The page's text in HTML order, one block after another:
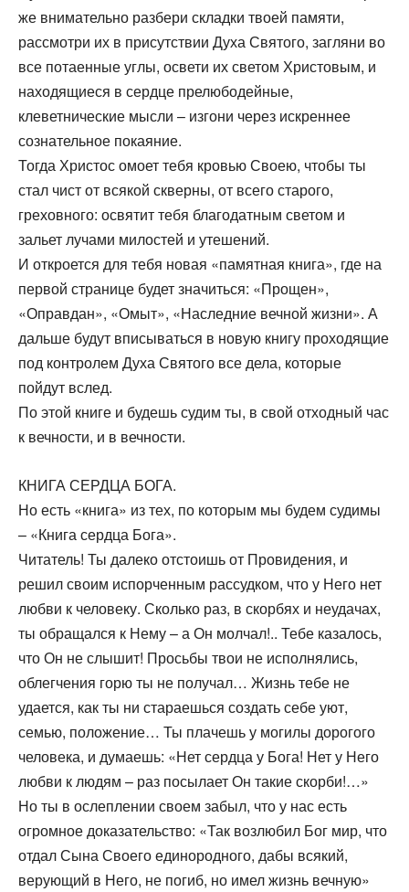
же внимательно разбери складки твоей памяти,
рассмотри их в присутствии Духа Святого, загляни во
все потаенные углы, освети их светом Христовым, и
находящиеся в сердце прелюбодейные,
клеветнические мысли – изгони через искреннее
сознательное покаяние.
Тогда Христос омоет тебя кровью Своею, чтобы ты
стал чист от всякой скверны, от всего старого,
греховного: освятит тебя благодатным светом и
зальет лучами милостей и утешений.
И откроется для тебя новая «памятная книга», где на
первой странице будет значиться: «Прощен»,
«Оправдан», «Омыт», «Наследние вечной жизни». А
дальше будут вписываться в новую книгу проходящие
под контролем Духа Святого все дела, которые
пойдут вслед.
По этой книге и будешь судим ты, в свой отходный час
к вечности, и в вечности.
КНИГА СЕРДЦА БОГА.
Но есть «книга» из тех, по которым мы будем судимы
– «Книга сердца Бога».
Читатель! Ты далеко отстоишь от Провидения, и
решил своим испорченным рассудком, что у Него нет
любви к человеку. Сколько раз, в скорбях и неудачах,
ты обращался к Нему – а Он молчал!.. Тебе казалось,
что Он не слышит! Просьбы твои не исполнялись,
облегчения горю ты не получал… Жизнь тебе не
удается, как ты ни стараешься создать себе уют,
семью, положение… Ты плачешь у могилы дорогого
человека, и думаешь: «Нет сердца у Бога! Нет у Него
любви к людям – раз посылает Он такие скорби!…»
Но ты в ослеплении своем забыл, что у нас есть
огромное доказательство: «Так возлюбил Бог мир, что
отдал Сына Своего единородного, дабы всякий,
верующий в Него, не погиб, но имел жизнь вечную»